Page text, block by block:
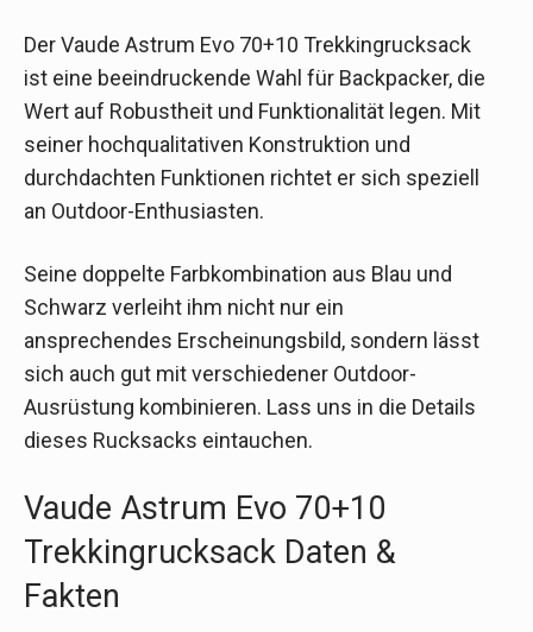
Der Vaude Astrum Evo 70+10 Trekkingrucksack
ist eine beeindruckende Wahl für Backpacker, die
Wert auf Robustheit und Funktionalität legen. Mit
seiner hochqualitativen Konstruktion und
durchdachten Funktionen richtet er sich speziell
an Outdoor-Enthusiasten.
Seine doppelte Farbkombination aus Blau und
Schwarz verleiht ihm nicht nur ein
ansprechendes Erscheinungsbild, sondern lässt
sich auch gut mit verschiedener Outdoor-
Ausrüstung kombinieren. Lass uns in die Details
dieses Rucksacks eintauchen.
Vaude Astrum Evo 70+10
Trekkingrucksack Daten &
Fakten